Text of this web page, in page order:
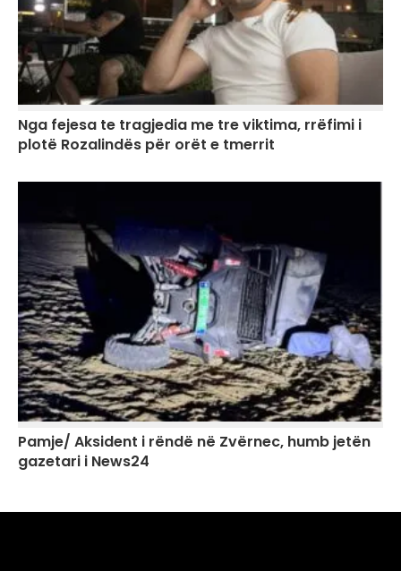
Nga fejesa te tragjedia me tre viktima, rrëfimi i
plotë Rozalindës për orët e tmerrit
Pamje/ Aksident i rëndë në Zvërnec, humb jetën
gazetari i News24